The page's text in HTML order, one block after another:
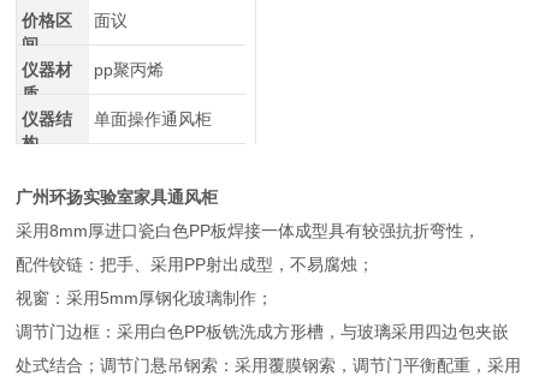
价格区
间
面议
仪器材
质
pp聚丙烯
仪器结
构
单面操作通风柜
广州环扬实验室家具通风柜
采用8mm厚进口瓷白色PP板焊接一体成型具有较强抗折弯性，
配件铰链：把手、采用PP射出成型，不易腐烛；
视窗：采用5mm厚钢化玻璃制作；
调节门边框：采用白色PP板铣洗成方形槽，与玻璃采用四边包夹嵌
处式结合；调节门悬吊钢索：采用覆膜钢索，调节门平衡配重，采用